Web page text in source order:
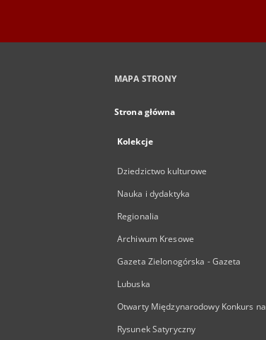
MAPA STRONY
Strona główna
Kolekcje
Dziedzictwo kulturowe
Nauka i dydaktyka
Regionalia
Archiwum Kresowe
Gazeta Zielonogórska - Gazeta
Lubuska
Otwarty Międzynarodowy Konkurs na
Rysunek Satyryczny